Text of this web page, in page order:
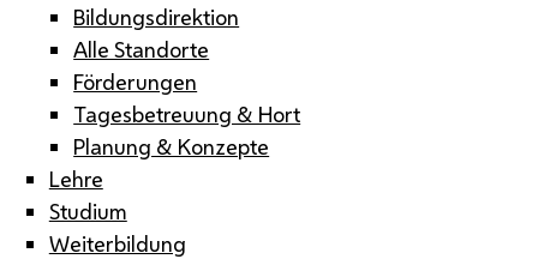
Bildungsdirektion
Alle Standorte
Förderungen
Tagesbetreuung & Hort
Planung & Konzepte
Lehre
Studium
Weiterbildung